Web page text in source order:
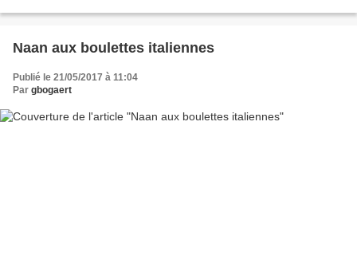
Naan aux boulettes italiennes
Publié le 21/05/2017 à 11:04
Par gbogaert